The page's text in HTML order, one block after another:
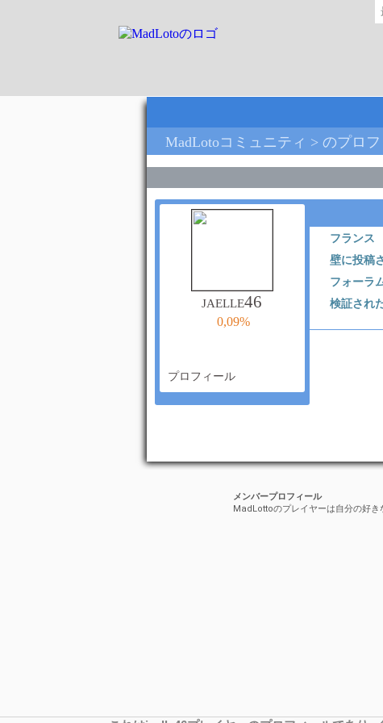
MadLotoコミュニティ > のプロ
jaelle46
0,09%
プロフィール
フランス
壁に投稿
フォーラ
検証され
メンバープロフィール
MadLottoのプレイヤーは自分の好き